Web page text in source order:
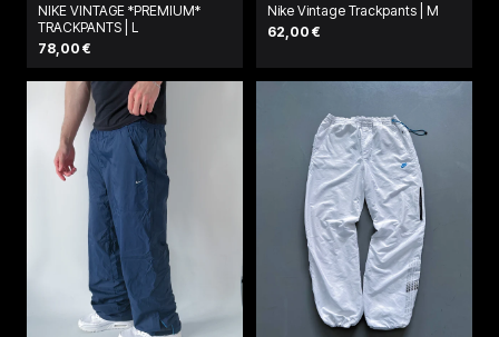
NIKE VINTAGE *PREMIUM*
TRACKPANTS | L
78,00 €
Nike Vintage Trackpants | M
62,00 €